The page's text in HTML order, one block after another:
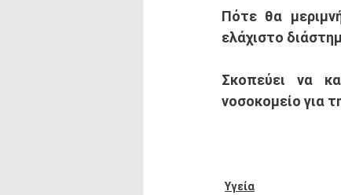
Πότε θα
ελάχιστο
Σκοπεύει να
νοσοκομείο για
Υγεία